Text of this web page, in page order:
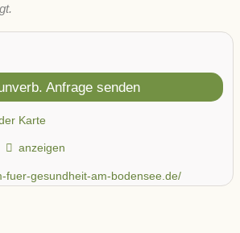
Anfrage senden
Karte
anzeigen
fuer-gesundheit-am-bodensee.de/